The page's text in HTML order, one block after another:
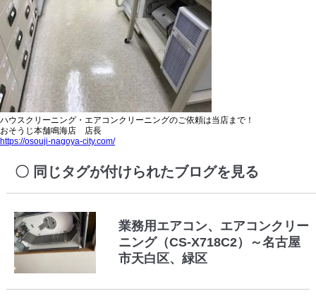
ハウスクリーニング・エアコンクリーニングのご依頼は当店まで！
おそうじ本舗鳴海店 店長
https://osouji-nagoya-city.com/
同じタグが付けられたブログを見る
業務用エアコン、エアコンクリー
ニング（CS-X718C2）～名古屋
市天白区、緑区